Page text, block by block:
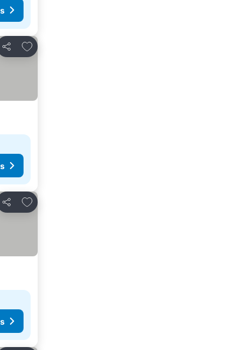
Partilhar
Adicionar aos favoritos
Partilhar
Adicionar aos favoritos